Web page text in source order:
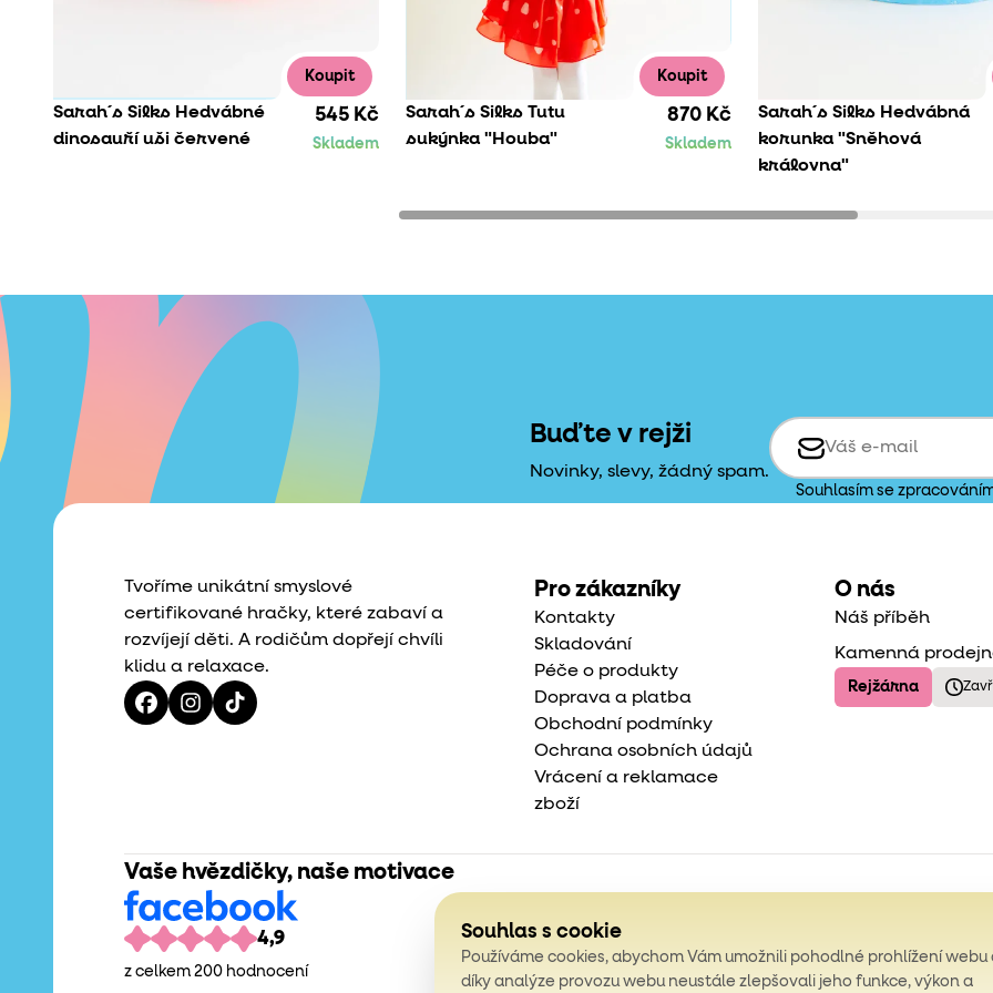
Koupit
Sarah´s Silks Hedvábné
dinosauří uši červené
545 Kč
Skladem
Koupit
Sarah´s Silks Tutu
sukýnka "Houba"
870 Kč
Skladem
Sarah´s Silks Hedvábná
korunka "Sněhová
královna"
Buďte v rejži
Novinky, slevy, žádný spam.
Souhlasím se
Tvoříme unikátní smyslové
certifikované hračky, které zabaví a
rozvíjejí děti. A rodičům dopřejí chvíli
klidu a relaxace.
Pro zákazníky
Kontakty
Skladování
Péče o produkty
Doprava a platba
Obchodní podmínky
Ochrana osobních údajů
Vrácení a reklamace
zboží
O nás
Náš příběh
Kamenná
Rejžárna
Vaše hvězdičky, naše motivace
4,9
z celkem 200 hodnocení
Souhlas s cookie
Používáme cookies, abychom Vám umožnili pohodlné prohlížení webu
díky analýze provozu webu neustále zlepšovali jeho funkce, výkon a